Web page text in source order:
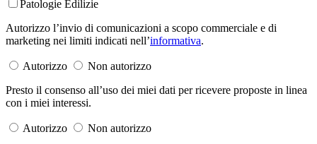
Patologie Edilizie
Autorizzo l’invio di comunicazioni a scopo commerciale e di
marketing nei limiti indicati nell’informativa.
Autorizzo
Non autorizzo
Presto il consenso all’uso dei miei dati per ricevere proposte in linea
con i miei interessi.
Autorizzo
Non autorizzo